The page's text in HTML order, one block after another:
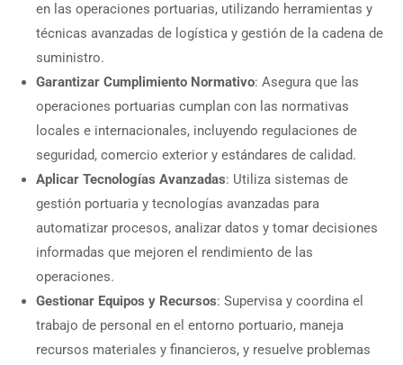
en las operaciones portuarias, utilizando herramientas y
técnicas avanzadas de logística y gestión de la cadena de
suministro.
Garantizar Cumplimiento Normativo: Asegura que las
operaciones portuarias cumplan con las normativas
locales e internacionales, incluyendo regulaciones de
seguridad, comercio exterior y estándares de calidad.
Aplicar Tecnologías Avanzadas: Utiliza sistemas de
gestión portuaria y tecnologías avanzadas para
automatizar procesos, analizar datos y tomar decisiones
informadas que mejoren el rendimiento de las
operaciones.
Gestionar Equipos y Recursos: Supervisa y coordina el
trabajo de personal en el entorno portuario, maneja
recursos materiales y financieros, y resuelve problemas